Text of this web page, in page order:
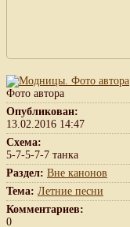
Фото автора
Опубликован:
13.02.2016 14:47
Схема:
5-7-5-7-7 танка
Раздел: Вне канонов
Тема: Летние песни
Комментариев:
0